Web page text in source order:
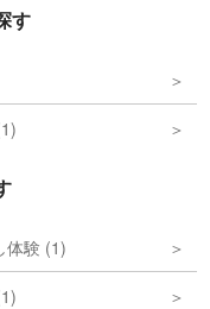
す
体験 (1)